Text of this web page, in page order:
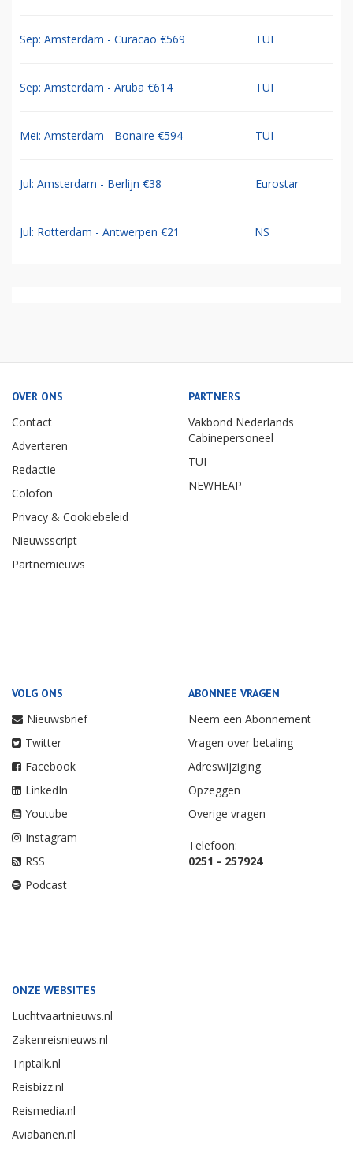
Sep: Amsterdam - Curacao €569 TUI
Sep: Amsterdam - Aruba €614 TUI
Mei: Amsterdam - Bonaire €594 TUI
Jul: Amsterdam - Berlijn €38 Eurostar
Jul: Rotterdam - Antwerpen €21 NS
OVER ONS
Contact
Adverteren
Redactie
Colofon
Privacy & Cookiebeleid
Nieuwsscript
Partnernieuws
PARTNERS
Vakbond Nederlands
Cabinepersoneel
TUI
NEWHEAP
VOLG ONS
Nieuwsbrief
Twitter
Facebook
LinkedIn
Youtube
Instagram
RSS
Podcast
ABONNEE VRAGEN
Neem een Abonnement
Vragen over betaling
Adreswijziging
Opzeggen
Overige vragen
Telefoon:
0251 - 257924
ONZE WEBSITES
Luchtvaartnieuws.nl
Zakenreisnieuws.nl
Triptalk.nl
Reisbizz.nl
Reismedia.nl
Aviabanen.nl